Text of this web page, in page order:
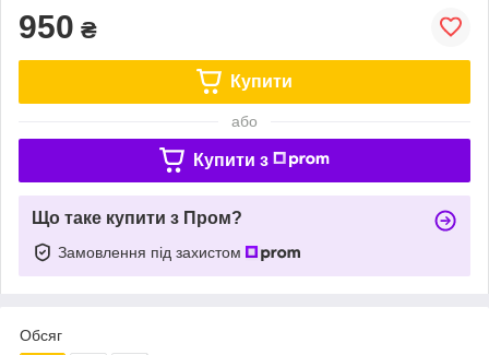
950 ₴
Купити
або
Купити з
Що таке купити з Пром?
Замовлення під захистом
Обсяг